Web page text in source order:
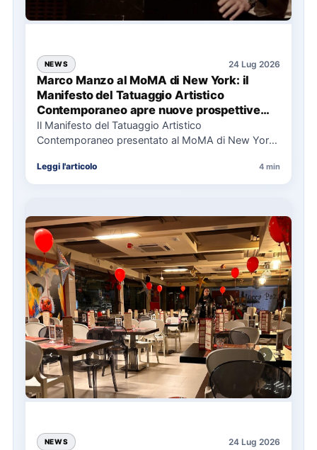
NEWS 24 Lug 2026
Marco Manzo al MoMA di New York: il
Manifesto del Tatuaggio Artistico
Contemporaneo apre nuove prospettive
per il collezionismo
Il Manifesto del Tatuaggio Artistico
Contemporaneo presentato al MoMA di New York
Leggi l'articolo 4 min
NEWS 24 Lug 2026